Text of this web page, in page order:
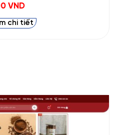
VND.
VNDGiá
tại
là:
800.000 VND.
chi tiết